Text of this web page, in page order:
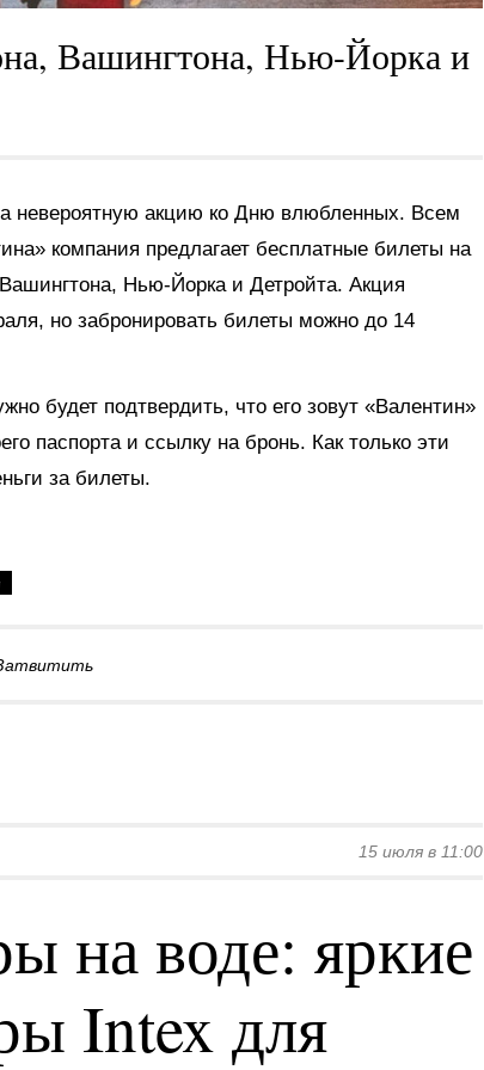
Вашингтона, Нью-Йорка и
невероятную акцию ко Дню влюбленных. Всем
компания предлагает бесплатные билеты на
Нью-Йорка и Детройта. Акция
но забронировать билеты можно до 14
будет подтвердить, что его зовут «Валентин»
паспорта и ссылку на бронь. Как только эти
за билеты.
15 июля в 11:00
на воде: яркие
Intex для